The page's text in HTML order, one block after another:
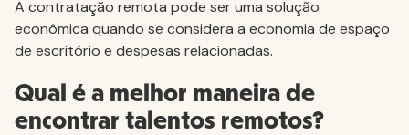
A contratação remota pode ser uma solução
econômica quando se considera a economia de espaço
de escritório e despesas relacionadas.
Qual é a melhor maneira de
encontrar talentos remotos?